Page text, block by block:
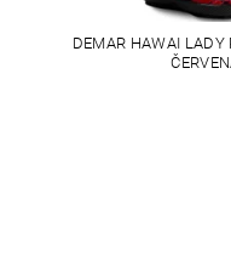
DEMAR HAWAI LADY